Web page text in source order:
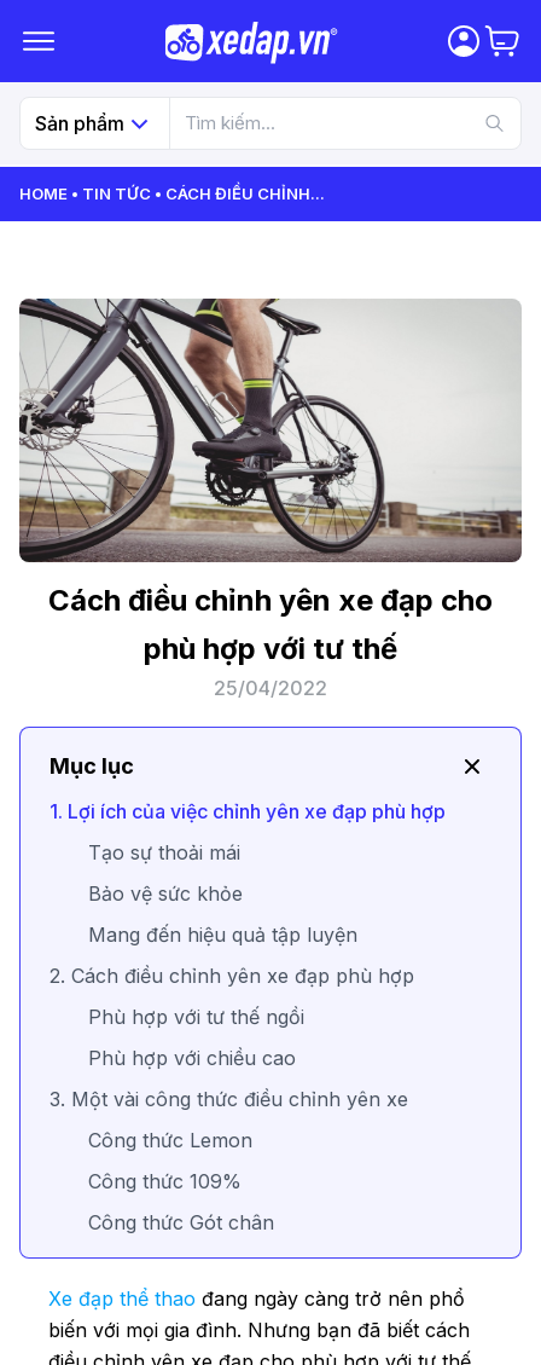
Sản phẩm
HOME TIN TỨC CÁCH ĐIỀU CHỈNH...
Cách điều chỉnh yên xe đạp cho
phù hợp với tư thế
25/04/2022
Mục lục
1. Lợi ích của việc chỉnh yên xe đạp phù hợp
Tạo sự thoải mái
Bảo vệ sức khỏe
Mang đến hiệu quả tập luyện
2. Cách điều chỉnh yên xe đạp phù hợp
Phù hợp với tư thế ngồi
Phù hợp với chiều cao
3. Một vài công thức điều chỉnh yên xe
Công thức Lemon
Công thức 109%
Công thức Gót chân
Xe đạp thể thao đang ngày càng trở nên phổ
biến với mọi gia đình. Nhưng bạn đã biết cách